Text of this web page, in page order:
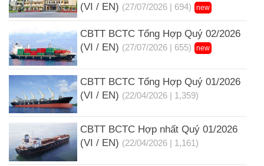
(VI / EN) (27/07/2026 | 694) new
CBTT BCTC Tổng Hợp Quý 02/2026
(VI / EN) (27/07/2026 | 655) new
CBTT BCTC Tổng Hợp Quý 01/2026
(VI / EN) (22/04/2026 | 1,359)
CBTT BCTC Hợp nhất Quý 01/2026
(VI / EN) (22/04/2026 | 1,161)